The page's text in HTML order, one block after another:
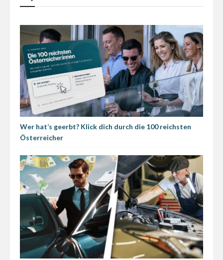
Wer hat’s geerbt? Klick dich durch die 100 reichsten
Österreicher